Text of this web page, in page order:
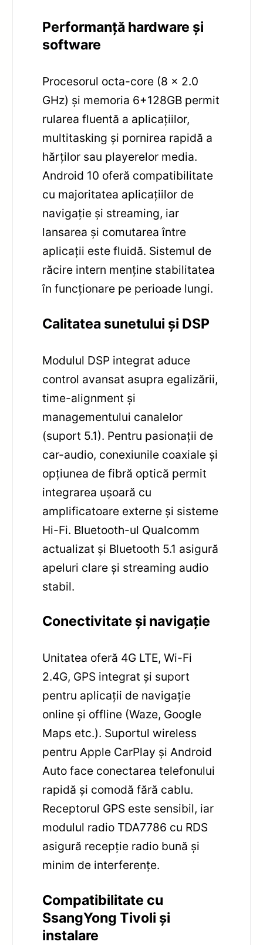
Performanță hardware și
software
Procesorul octa-core (8 x 2.0
GHz) și memoria 6+128GB permit
rularea fluentă a aplicațiilor,
multitasking și pornirea rapidă a
hărților sau playerelor media.
Android 10 oferă compatibilitate
cu majoritatea aplicațiilor de
navigație și streaming, iar
lansarea și comutarea între
aplicații este fluidă. Sistemul de
răcire intern menține stabilitatea
în funcționare pe perioade lungi.
Calitatea sunetului și DSP
Modulul DSP integrat aduce
control avansat asupra egalizării,
time-alignment și
managementului canalelor
(suport 5.1). Pentru pasionații de
car-audio, conexiunile coaxiale și
opțiunea de fibră optică permit
integrarea ușoară cu
amplificatoare externe și sisteme
Hi-Fi. Bluetooth-ul Qualcomm
actualizat și Bluetooth 5.1 asigură
apeluri clare și streaming audio
stabil.
Conectivitate și navigație
Unitatea oferă 4G LTE, Wi-Fi
2.4G, GPS integrat și suport
pentru aplicații de navigație
online și offline (Waze, Google
Maps etc.). Suportul wireless
pentru Apple CarPlay și Android
Auto face conectarea telefonului
rapidă și comodă fără cablu.
Receptorul GPS este sensibil, iar
modulul radio TDA7786 cu RDS
asigură recepție radio bună și
minim de interferențe.
Compatibilitate cu
SsangYong Tivoli și
instalare